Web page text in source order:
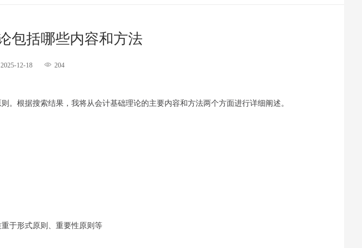
包括哪些内容和方法
2025-12-18 204
。根据搜索结果，我将从会计基础理论的主要内容和方法两个方面进行详细阐述。
于形式原则、重要性原则等